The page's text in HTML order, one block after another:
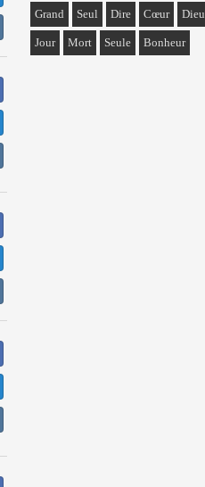
Grand Seul Dire Cœur Dieu
Jour Mort Seule Bonheur